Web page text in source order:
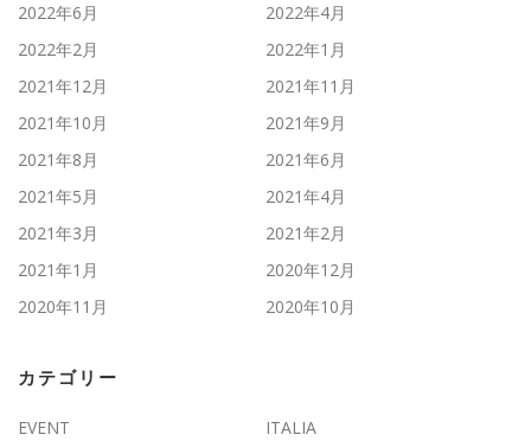
2022年6月
2022年4月
2022年2月
2022年1月
2021年12月
2021年11月
2021年10月
2021年9月
2021年8月
2021年6月
2021年5月
2021年4月
2021年3月
2021年2月
2021年1月
2020年12月
2020年11月
2020年10月
カテゴリー
EVENT
ITALIA